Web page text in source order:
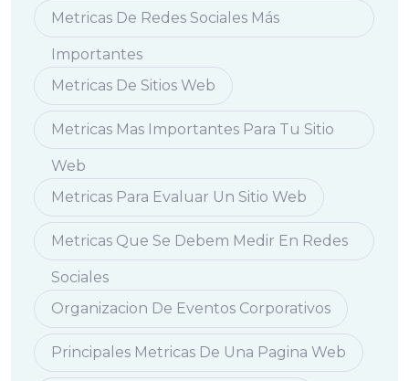
Metricas De Redes Sociales Más
Importantes
Metricas De Sitios Web
Metricas Mas Importantes Para Tu Sitio
Web
Metricas Para Evaluar Un Sitio Web
Metricas Que Se Debem Medir En Redes
Sociales
Organizacion De Eventos Corporativos
Principales Metricas De Una Pagina Web